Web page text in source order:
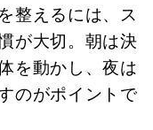
整えるには、ス
が大切。朝は決
を動かし、夜は
のがポイントで